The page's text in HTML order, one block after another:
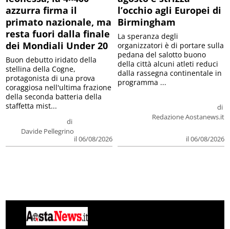
azzurra firma il
primato nazionale, ma
resta fuori dalla finale
dei Mondiali Under 20
di
Davide Pellegrino
il 06/08/2026
Buon debutto iridato della
stellina della Cogne,
protagonista di una prova
coraggiosa nell'ultima frazione
della seconda batteria della
staffetta mist...
l’occhio agli Europei di
Birmingham
di
Redazione Aostanews.it
il 06/08/2026
La speranza degli
organizzatori è di portare sulla
pedana del salotto buono
della città alcuni atleti reduci
dalla rassegna continentale in
programma ...